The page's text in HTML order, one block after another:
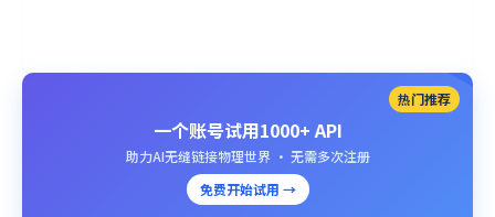
热门推荐
一个账号试用1000+ API
助力AI无缝链接物理世界 · 无需多次注册
免费开始试用 →